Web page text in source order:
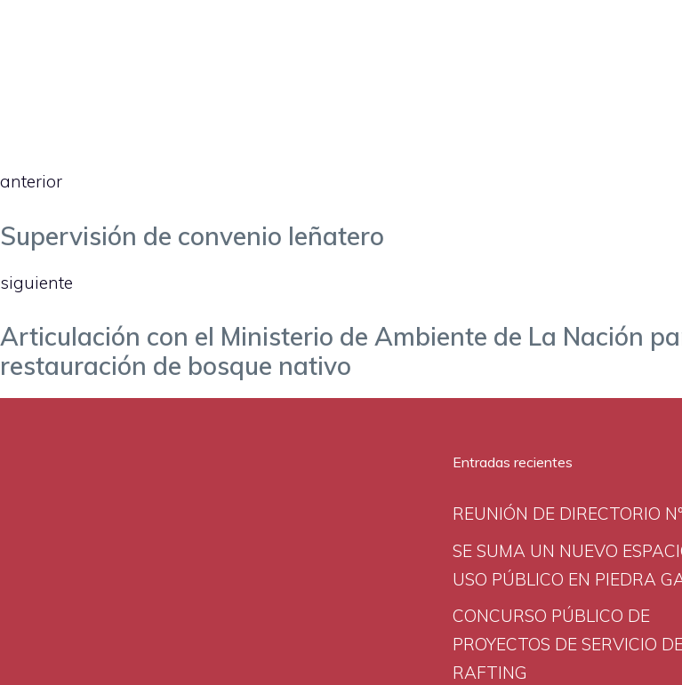
anterior
Supervisión de convenio leñatero
siguiente
Articulación con el Ministerio de Ambiente de La Nación
restauración de bosque nativo
Entradas recientes
REUNIÓN DE DIRECTORIO
SE SUMA UN NUEVO
USO PÚBLICO EN PIEDRA
CONCURSO PÚBLICO DE
PROYECTOS DE SERVICIO
RAFTING